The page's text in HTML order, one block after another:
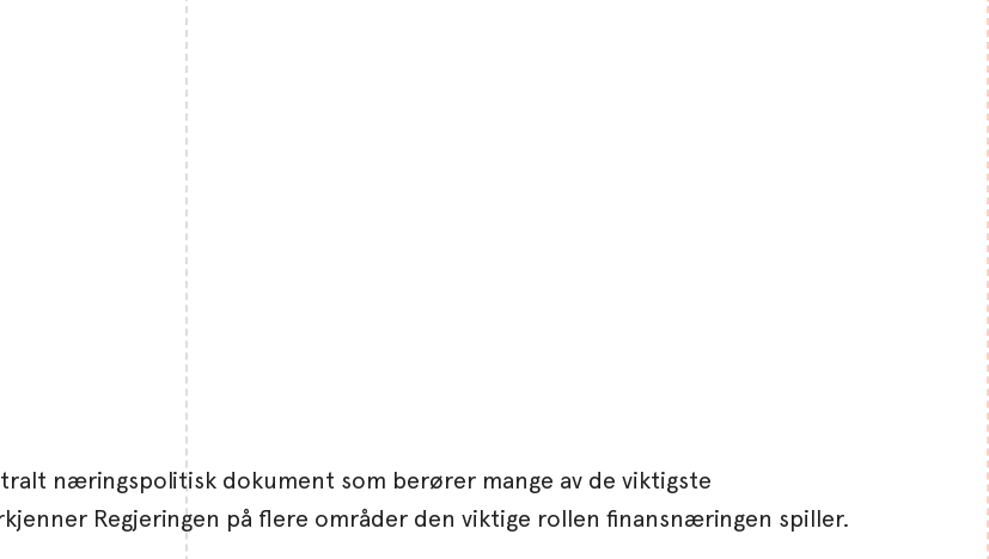
næringspolitisk dokument som berører mange av de viktigste
Regjeringen på flere områder den viktige rollen finansnæringen spiller.